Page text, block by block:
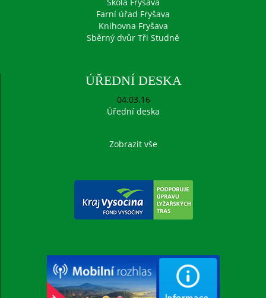
Škola Fryšava
Farní úřad Fryšava
Knihovna Fryšava
Sběrný dvůr Tři Studně
ÚŘEDNÍ DESKA
04.03.16
Úřední deska
Zobrazit vše